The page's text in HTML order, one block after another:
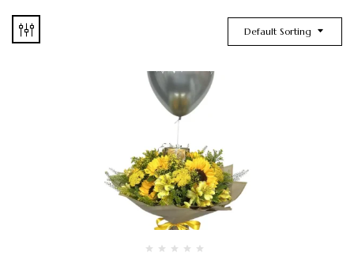
Default Sorting